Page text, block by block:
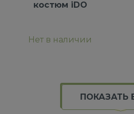
костюм iDO
Нет в наличии
ПОКАЗАТЬ